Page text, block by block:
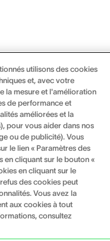
utilisons des cookies
et, avec votre
la mesure et l'amélioration
de performance et
améliorées et la
pour vous aider dans nos
ou de publicité). Vous
le lien « Paramètres des
en cliquant sur le bouton «
en cliquant sur le
des cookies peut
Vous avez la
aux cookies à tout
consultez